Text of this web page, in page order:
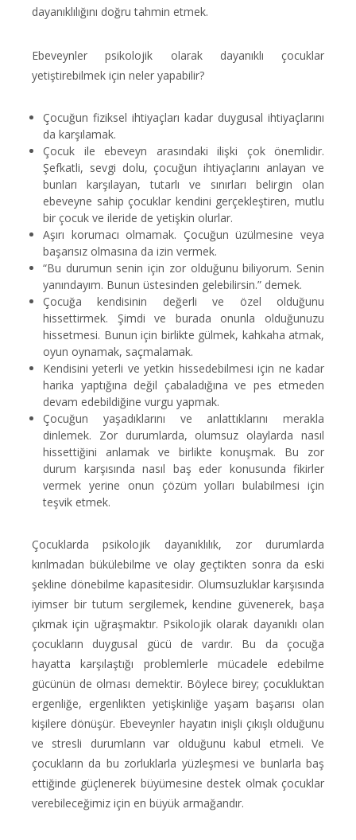
dayanıklılığını doğru tahmin etmek.
Ebeveynler psikolojik olarak dayanıklı çocuklar
yetiştirebilmek için neler yapabilir?
Çocuğun fiziksel ihtiyaçları kadar duygusal ihtiyaçlarını
da karşılamak.
Çocuk ile ebeveyn arasındaki ilişki çok önemlidir.
Şefkatli, sevgi dolu, çocuğun ihtiyaçlarını anlayan ve
bunları karşılayan, tutarlı ve sınırları belirgin olan
ebeveyne sahip çocuklar kendini gerçekleştiren, mutlu
bir çocuk ve ileride de yetişkin olurlar.
Aşırı korumacı olmamak. Çocuğun üzülmesine veya
başarısız olmasına da izin vermek.
“Bu durumun senin için zor olduğunu biliyorum. Senin
yanındayım. Bunun üstesinden gelebilirsin.” demek.
Çocuğa kendisinin değerli ve özel olduğunu
hissettirmek. Şimdi ve burada onunla olduğunuzu
hissetmesi. Bunun için birlikte gülmek, kahkaha atmak,
oyun oynamak, saçmalamak.
Kendisini yeterli ve yetkin hissedebilmesi için ne kadar
harika yaptığına değil çabaladığına ve pes etmeden
devam edebildiğine vurgu yapmak.
Çocuğun yaşadıklarını ve anlattıklarını merakla
dinlemek. Zor durumlarda, olumsuz olaylarda nasıl
hissettiğini anlamak ve birlikte konuşmak. Bu zor
durum karşısında nasıl baş eder konusunda fikirler
vermek yerine onun çözüm yolları bulabilmesi için
teşvik etmek.
Çocuklarda psikolojik dayanıklılık, zor durumlarda
kırılmadan bükülebilme ve olay geçtikten sonra da eski
şekline dönebilme kapasitesidir. Olumsuzluklar karşısında
iyimser bir tutum sergilemek, kendine güvenerek, başa
çıkmak için uğraşmaktır. Psikolojik olarak dayanıklı olan
çocukların duygusal gücü de vardır. Bu da çocuğa
hayatta karşılaştığı problemlerle mücadele edebilme
gücünün de olması demektir. Böylece birey; çocukluktan
ergenliğe, ergenlikten yetişkinliğe yaşam başarısı olan
kişilere dönüşür. Ebeveynler hayatın inişli çıkışlı olduğunu
ve stresli durumların var olduğunu kabul etmeli. Ve
çocukların da bu zorluklarla yüzleşmesi ve bunlarla baş
ettiğinde güçlenerek büyümesine destek olmak çocuklar
verebileceğimiz için en büyük armağandır.